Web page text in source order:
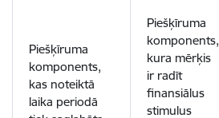
Piešķīruma
komponents,
kas noteiktā
laika periodā
Piešķīruma
komponents,
kura mērķis
ir radīt
finansiālus
stimulus